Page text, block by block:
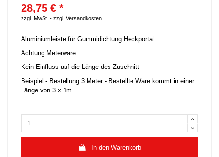
28,75 € *
zzgl. MwSt. - zzgl. Versandkosten
Aluminiumleiste für Gummidichtung Heckportal
Achtung Meterware
Kein Einfluss auf die Länge des Zuschnitt
Beispiel - Bestellung 3 Meter - Bestellte Ware kommt in einer
Länge von 3 x 1m
In den Warenkorb